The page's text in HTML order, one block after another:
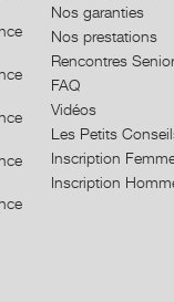
Nos garanties
Nos prestations
Rencontres
FAQ
Vidéos
Les Petits
Inscription
Inscription